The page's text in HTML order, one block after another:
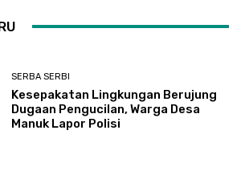
SERBA SERBI
Kesepakatan Lingkungan Berujung
Dugaan Pengucilan, Warga Desa
Manuk Lapor Polisi